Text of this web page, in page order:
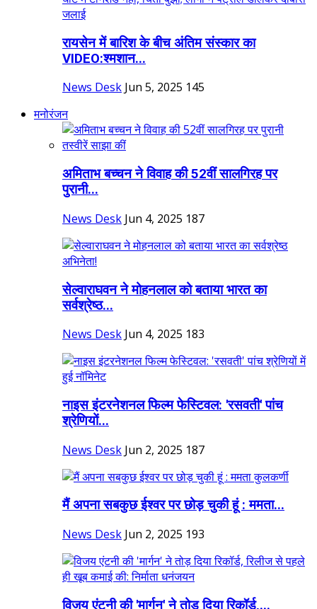
रायसेन में बारिश के बीच अंतिम संस्कार का
VIDEO:श्मशान...
News Desk Jun 5, 2025 145
मनोरंजन
अमिताभ बच्चन ने विवाह की 52वीं सालगिरह पर
पुरानी...
News Desk Jun 4, 2025 187
सेल्वाराघवन ने मोहनलाल को बताया भारत का
सर्वश्रेष्ठ...
News Desk Jun 4, 2025 183
नाइस इंटरनेशनल फिल्म फेस्टिवल: 'रसवती' पांच
श्रेणियों...
News Desk Jun 2, 2025 187
मैं अपना सबकुछ ईश्वर पर छोड़ चुकी हूं : ममता...
News Desk Jun 2, 2025 193
विजय एंटनी की 'मार्गन' ने तोड़ दिया रिकॉर्ड,...